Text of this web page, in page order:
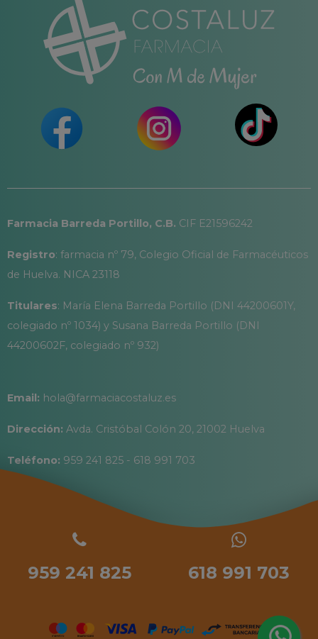
Farmacia Barreda Portillo, C.B. CIF E21596242
Registro: farmacia nº 79, Colegio Oficial de Farmacéuticos
de Huelva. NICA 23118
Titulares: María Elena Barreda Portillo (DNI 44200601Y,
colegiado nº 1034) y Susana Barreda Portillo (DNI
44200602F, colegiado nº 932)
Email: hola@farmaciacostaluz.es
Dirección: Avda. Cristóbal Colón 20, 21002 Huelva
Teléfono: 959 241 825 - 618 991 703
959 241 825 618 991 703